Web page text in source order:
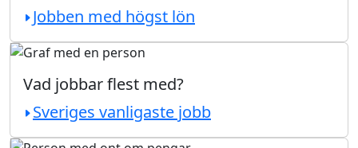
Jobben med högst lön
Vad jobbar flest med?
Sveriges vanligaste jobb